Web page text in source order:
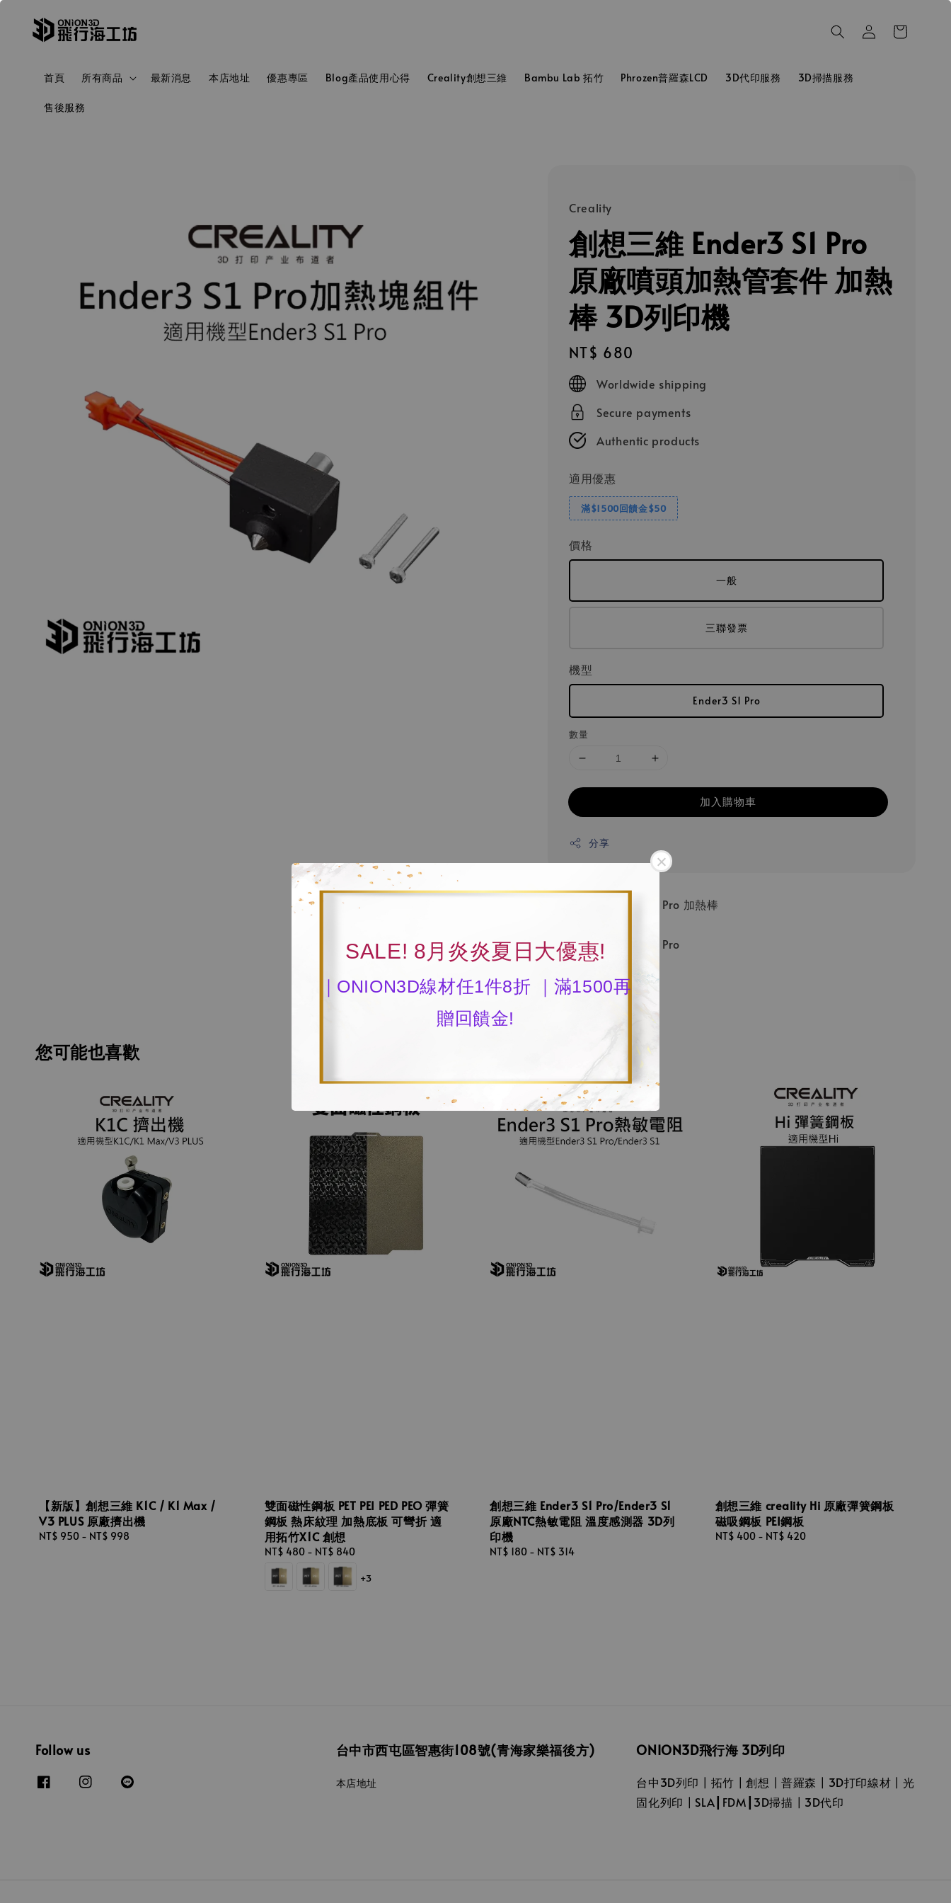
SALE! 8月炎炎夏日大優惠!
｜ONION3D線材任1件8折 ｜滿1500再
贈回饋金!
首頁 所有商品 最新消息 本店地址 優惠專區 Blog產品使用心得 Creality創想三維 Bambu Lab 拓竹 Phrozen普羅森LCD 3D代印服務 3D掃描服務
售後服務
Creality
創想三維 Ender3 S1 Pro
原廠噴頭加熱管套件 加熱
棒 3D列印機
Regular
price
NT$ 680
Worldwide shipping
Secure payments
Authentic products
適用優惠
滿$1500回饋金$50
價格
一般
三聯發票
機型
Ender3 S1 Pro
數量
加入購物車
分享
產品名稱：Ender3 S1 Pro 加熱棒
適用機型：Ender3 S1 Pro
您可能也喜歡
【新版】創想三維 K1C / K1 Max /
V3 PLUS 原廠擠出機
Regular
NT$ 950 - NT$ 998
雙面磁性鋼板 PET PEI PED PEO 彈簧
鋼板 熱床紋理 加熱底板 可彎折 適
用拓竹X1C 創想
Regular
price
NT$ 480- NT$ 840
+3
創想三維 Ender3 S1 Pro/Ender3 S1
原廠NTC熱敏電阻 溫度感測器 3D列
印機
Regular
NT$ 180 - NT$ 314
創想三維 creality Hi 原廠彈簧鋼板
磁吸鋼板 PEI鋼板
Regular
NT$ 400- NT$ 420
Follow us 台中市西屯區智惠街108號(青海家樂福後方)
本店地址
ONION3D飛行海 3D列印
台中3D列印┃拓竹┃創想┃普羅森┃3D打印線材┃光
固化列印┃SLA┃FDM┃3D掃描┃3D代印